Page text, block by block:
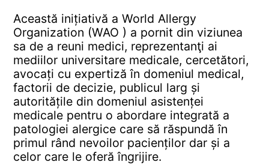
Această inițiativă a World Allergy
Organization (WAO ) a pornit din viziunea
sa de a reuni medici, reprezentanţi ai
mediilor universitare medicale, cercetători,
avocați cu expertiză în domeniul medical,
factorii de decizie, publicul larg și
autoritățile din domeniul asistenței
medicale pentru o abordare integrată a
patologiei alergice care să răspundă în
primul rând nevoilor pacienților dar și a
celor care le oferă îngrijire.